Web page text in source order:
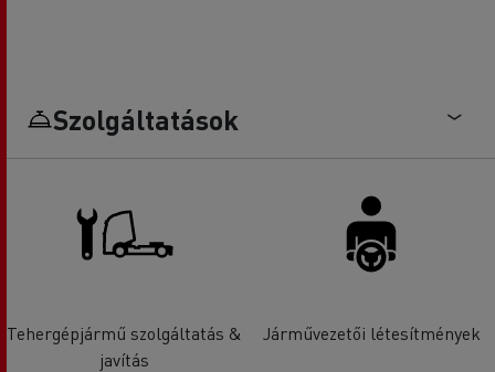
Szolgáltatások
Tehergépjármű szolgáltatás &
javítás
Járművezetői létesítmények